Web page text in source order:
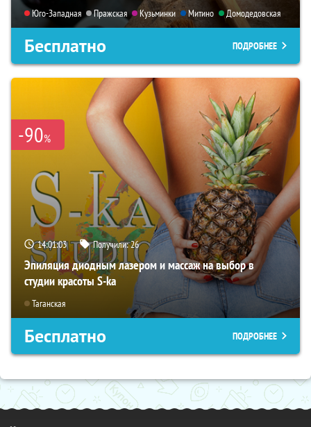
Юго-Западная Пражская Кузьминки Митино Домодедовская
Бесплатно ПОДРОБНЕЕ
-90%
14:01:01 Получили:26
Эпиляция диодным лазером и массаж на выбор в
студии красоты S-ka
Таганская
Бесплатно ПОДРОБНЕЕ